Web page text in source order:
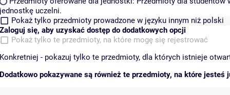
jednostkę uczelni.
Pokaż tylko przedmioty prowadzone w języku innym niż polski
Zaloguj się, aby uzyskać dostęp do dodatkowych opcji
Pokaż tylko te przedmioty, na które mogę się rejestrować
Konkretniej - pokazuj tylko te przedmioty, dla których istnieje
Dodatkowo pokazywane są również te przedmioty, na które jesteś